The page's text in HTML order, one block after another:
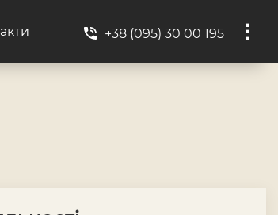
+38 (095) 30 00 195